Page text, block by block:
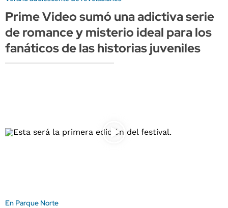
Prime Video sumó una adictiva serie
de romance y misterio ideal para los
fanáticos de las historias juveniles
En Parque Norte